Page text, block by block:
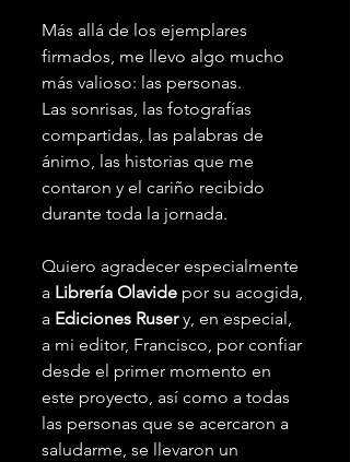
Más allá de los ejemplares
firmados, me llevo algo mucho
más valioso: las personas.
Las sonrisas, las fotografías
compartidas, las palabras de
ánimo, las historias que me
contaron y el cariño recibido
durante toda la jornada.
Quiero agradecer especialmente
a Librería Olavide por su acogida,
a Ediciones Ruser y, en especial,
a mi editor, Francisco, por confiar
desde el primer momento en
este proyecto, así como a todas
las personas que se acercaron a
saludarme, se llevaron un